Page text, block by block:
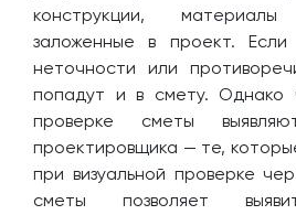
конструкции,
заложенные в проект.
неточности или
попадут и в смету. Однако
проверке сметы
проектировщика — те,
при визуальной проверке
сметы позволяет